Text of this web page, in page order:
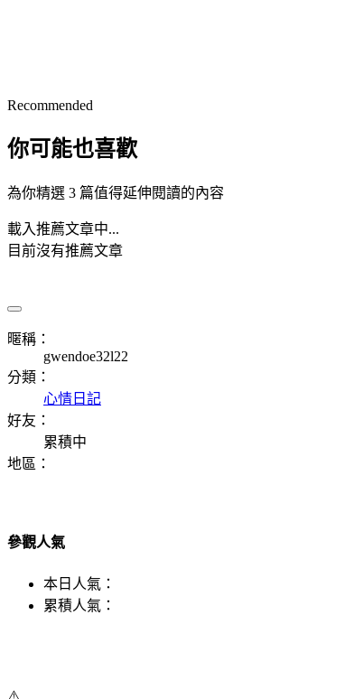
Recommended
你可能也喜歡
為你精選 3 篇值得延伸閱讀的內容
載入推薦文章中...
目前沒有推薦文章
暱稱：
gwendoe32l22
分類：
心情日記
好友：
累積中
地區：
參觀人氣
本日人氣：
累積人氣：
⚠️